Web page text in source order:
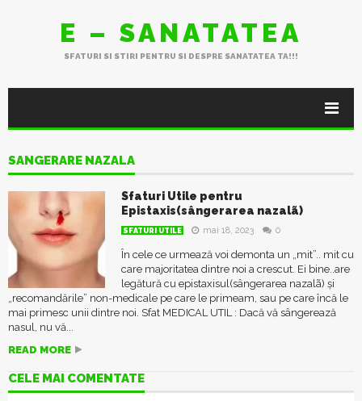
E – SANATATEA
SFATURI SI STIRI PENTRU SI DESPRE SANATATEA TA!!!
SANGERARE NAZALA
Sfaturi Utile pentru
Epistaxis(sângerarea nazalã)
SFATURI UTILE mai 18, 2023 0
În cele ce urmează voi demonta un „mit”.. mit cu
care majoritatea dintre noi a crescut. Ei bine..are
legătură cu epistaxisul(sângerarea nazalã) și
„recomandările” non-medicale pe care le primeam, sau pe care încă le
mai primesc unii dintre noi. Sfat MEDICAL UTIL : Dacă vă sângerează
nasul, nu vă...
READ MORE
CELE MAI COMENTATE